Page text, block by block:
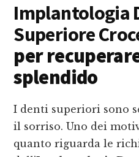
Implantologia
Superiore
per
splendido
I denti superiori sono
il sorriso. Uno dei
quanto riguarda le